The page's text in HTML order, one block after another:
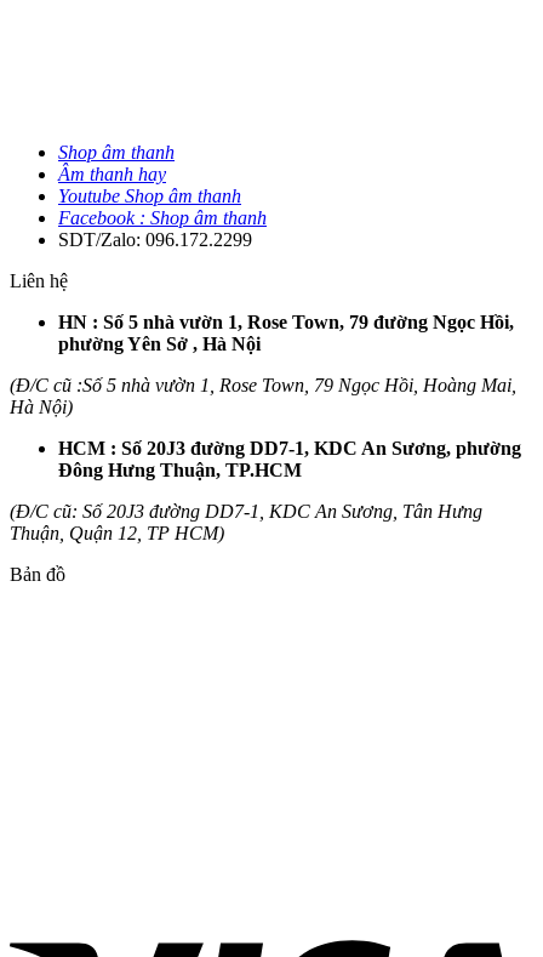
Shop âm thanh
Âm thanh hay
Youtube Shop âm thanh
Facebook : Shop âm thanh
SDT/Zalo: 096.172.2299
Liên hệ
HN : Số 5 nhà vườn 1, Rose Town, 79 đường Ngọc Hồi,
phường Yên Sở , Hà Nội
(Đ/C cũ :Số 5 nhà vườn 1, Rose Town, 79 Ngọc Hồi, Hoàng Mai,
Hà Nội)
HCM : Số 20J3 đường DD7-1, KDC An Sương, phường
Đông Hưng Thuận, TP.HCM
(Đ/C cũ: Số 20J3 đường DD7-1, KDC An Sương, Tân Hưng
Thuận, Quận 12, TP HCM)
Bản đồ